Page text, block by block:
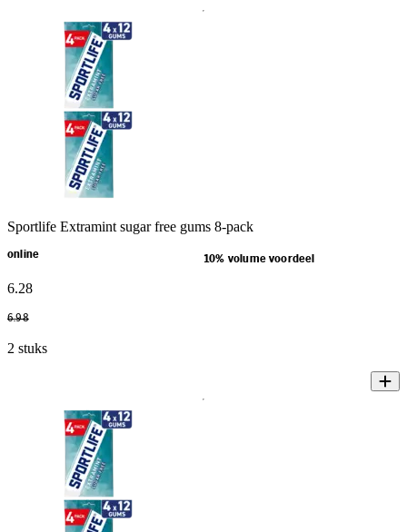
Sportlife Extramint sugar free gums 8-pack
online 10% volume voordeel
6.28
6.98
2 stuks